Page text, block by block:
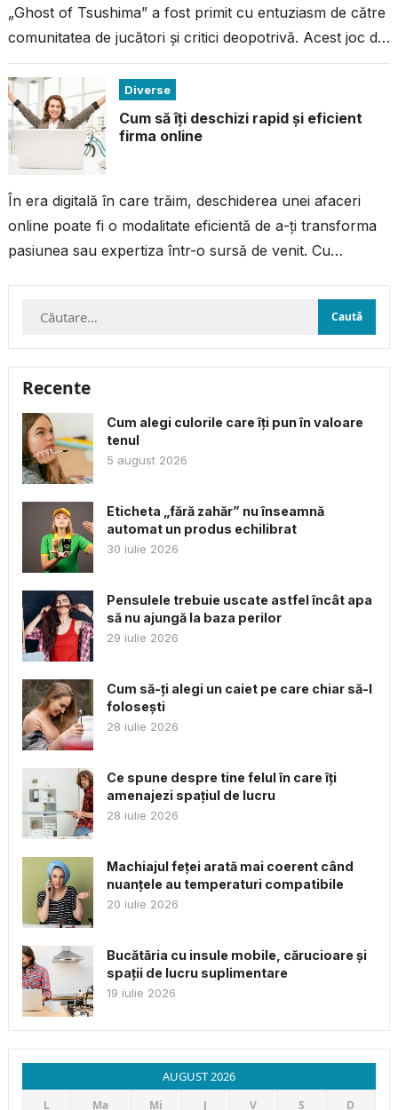
„Ghost of Tsushima” a fost primit cu entuziasm de către
comunitatea de jucători și critici deopotrivă. Acest joc de
Diverse
Cum să îți deschizi rapid și eficient
firma online
În era digitală în care trăim, deschiderea unei afaceri
online poate fi o modalitate eficientă de a-ți transforma
pasiunea sau expertiza într-o sursă de venit. Cu
Caută
Recente
Cum alegi culorile care îți pun în valoare
tenul
5 august 2026
Eticheta „fără zahăr” nu înseamnă
automat un produs echilibrat
30 iulie 2026
Pensulele trebuie uscate astfel încât apa
să nu ajungă la baza perilor
29 iulie 2026
Cum să-ți alegi un caiet pe care chiar să-l
folosești
28 iulie 2026
Ce spune despre tine felul în care îți
amenajezi spațiul de lucru
28 iulie 2026
Machiajul feței arată mai coerent când
nuanțele au temperaturi compatibile
20 iulie 2026
Bucătăria cu insule mobile, cărucioare și
spații de lucru suplimentare
19 iulie 2026
AUGUST 2026
L Ma Mi J V S
D